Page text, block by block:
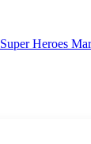
Super Heroes